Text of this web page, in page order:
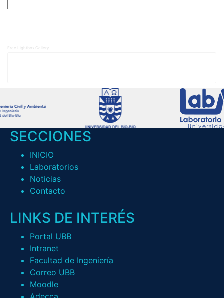
Free Lightbox Gallery
SECCIONES
INICIO
Laboratorios
Noticias
Contacto
LINKS DE INTERÉS
Portal UBB
Intranet
Facultad de Ingeniería
Correo UBB
Moodle